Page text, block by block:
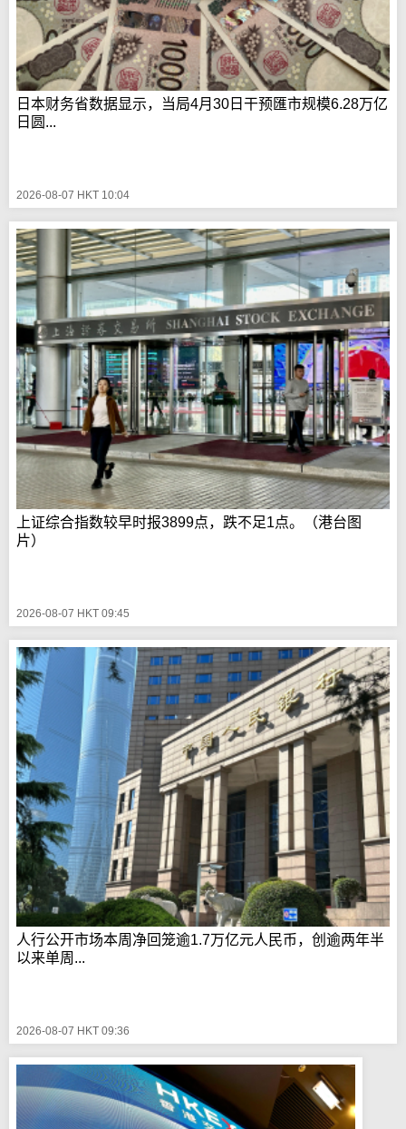
日本财务省数据显示，当局4月30日干预匯市规模6.28万亿
日圆...
2026-08-07 HKT 10:04
上证综合指数较早时报3899点，跌不足1点。（港台图
片）
2026-08-07 HKT 09:45
人行公开市场本周净回笼逾1.7万亿元人民币，创逾两年半
以来单周...
2026-08-07 HKT 09:36